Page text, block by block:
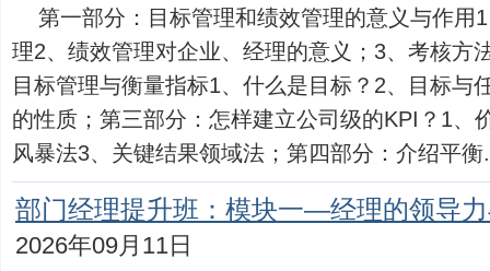
第一部分：目标管理和绩效管理的意义与作用
理2、绩效管理对企业、经理的意义；3、考核方
目标管理与衡量指标1、什么是目标？2、目标与
的性质；第三部分：怎样建立公司级的KPI？1、
风暴法3、关键结果领域法；第四部分：介绍平
部门经理提升班：模块一—经理的领导
2026年09月11日